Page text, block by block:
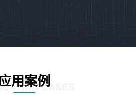
用案例CASES